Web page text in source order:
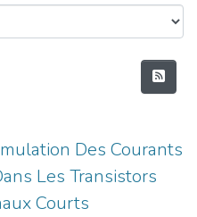
Des Courants
Les Transistors
Courts